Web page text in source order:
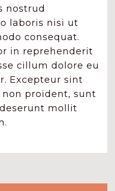
nostrud
laboris nisi ut
consequat.
in reprehenderit
cillum dolore eu
Excepteur sint
proident, sunt
mollit